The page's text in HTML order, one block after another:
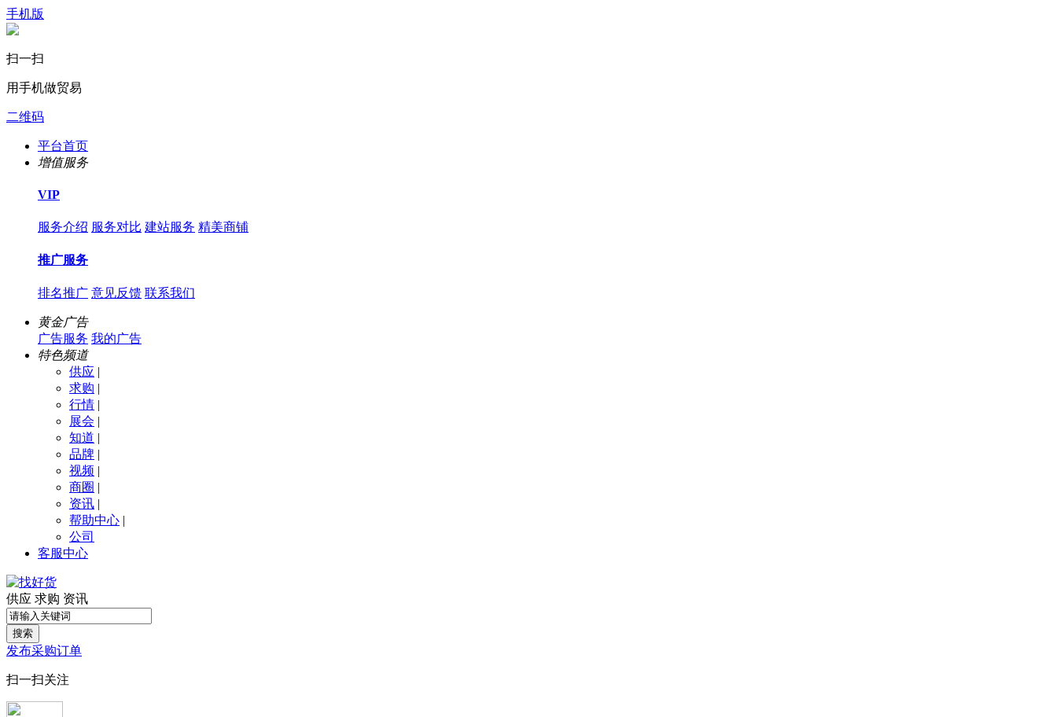
手机版
扫一扫
用手机做贸易
二维码
平台首页
增值服务
VIP
服务介绍 服务对比 建站服务 精美商铺
推广服务
排名推广 意见反馈 联系我们
黄金广告
广告服务 我的广告
特色频道
供应 |
求购 |
行情 |
展会 |
知道 |
品牌 |
视频 |
商圈 |
资讯 |
帮助中心 |
公司
客服中心
供应 求购 资讯
搜索
发布采购订单
扫一扫关注